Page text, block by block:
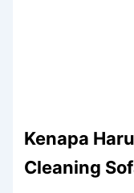
Kenapa
Cleaning